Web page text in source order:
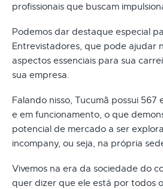
profissionais que buscam
Podemos dar destaque especial
Entrevistadores, que pode ajudar
aspectos essenciais para sua
sua empresa.
Falando nisso, Tucumã possui
e em funcionamento, o que
potencial de mercado a ser
incompany, ou seja, na própria
Vivemos na era da sociedade do
quer dizer que ele está por todos